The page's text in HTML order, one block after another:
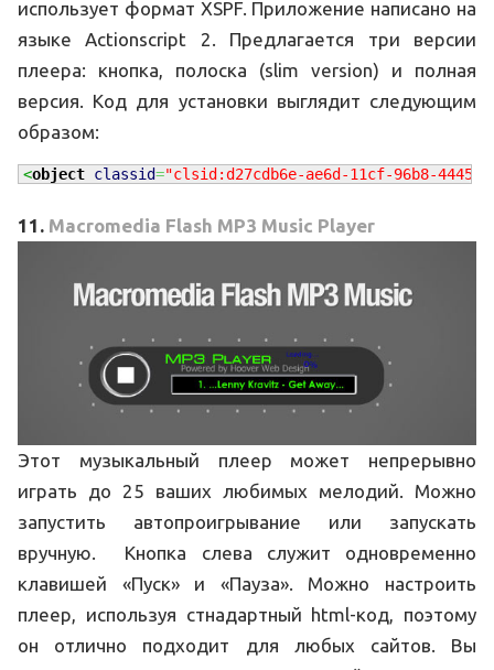
использует формат XSPF. Приложение написано на
языке Actionscript 2. Предлагается три версии
плеера: кнопка, полоска (slim version) и полная
версия. Код для установки выглядит следующим
образом:
<object classid="clsid:d27cdb6e-ae6d-11cf-96b8-
11. Macromedia Flash MP3 Music Player
Этот музыкальный плеер может непрерывно
играть до 25 ваших любимых мелодий. Можно
запустить автопроигрывание или запускать
вручную. Кнопка слева служит одновременно
клавишей «Пуск» и «Пауза». Можно настроить
плеер, используя стнадартный html-код, поэтому
он отлично подходит для любых сайтов. Вы